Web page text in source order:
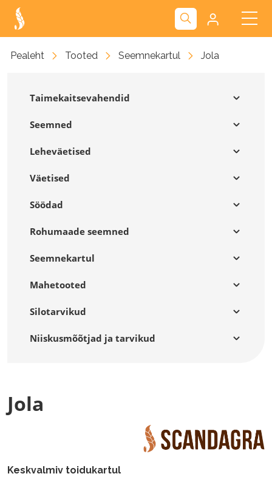
Kliendiportaal
Pealeht Tooted Seemnekartul Jola
Taimekaitsevahendid
Seemned
Leheväetised
Väetised
Söödad
Rohumaade seemned
Seemnekartul
Mahetooted
Silotarvikud
Niiskusmõõtjad ja tarvikud
Jola
Keskvalmiv toidukartul